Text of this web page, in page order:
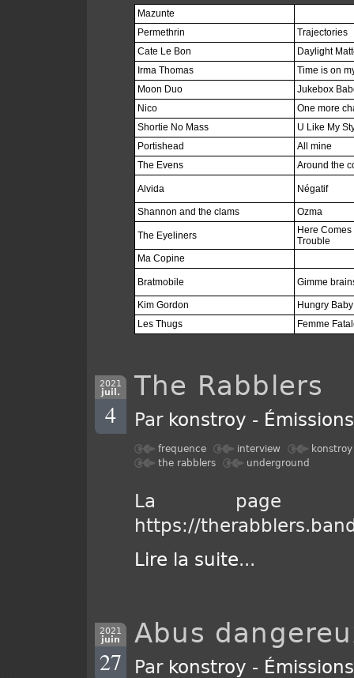
Mazunte
Permethrin
Trajectories
Cate Le Bon
Daylight
Irma Thomas
Time is on
Moon Duo
Jukebox
Nico
One more
Shortie No Mass
U Like My
Portishead
All mine
The Evens
Around the
Alvida Négatif
Shannon and the clams Ozma
The Eyeliners
Here Comes
Trouble
Ma Copine
Bratmobile Gimme
Kim Gordon
Hungry Baby
Les Thugs
Femme
2021
juil.
4
The Rabblers
Par konstroy -
frequence interview
konstroy
the rabblers
underground
La page
https://
Lire la suite...
2021
juin
27
Abus
Par konstroy -